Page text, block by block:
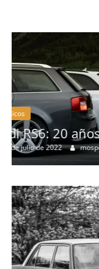
Clásicos
BMW